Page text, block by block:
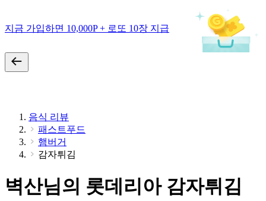
지금 가입하면 10,000P + 로또 10장 지급
음식 리뷰
패스트푸드
햄버거
감자튀김
벽산님의 롯데리아 감자튀김